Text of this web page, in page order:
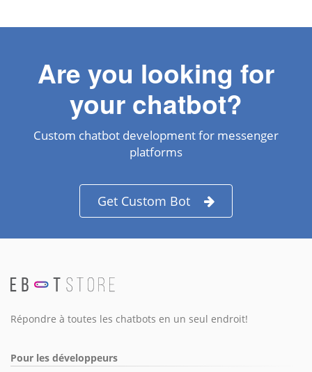
Are you looking for
your chatbot?
Custom chatbot development for messenger
platforms
Get Custom Bot
Répondre à toutes les chatbots en un seul endroit!
Pour les développeurs